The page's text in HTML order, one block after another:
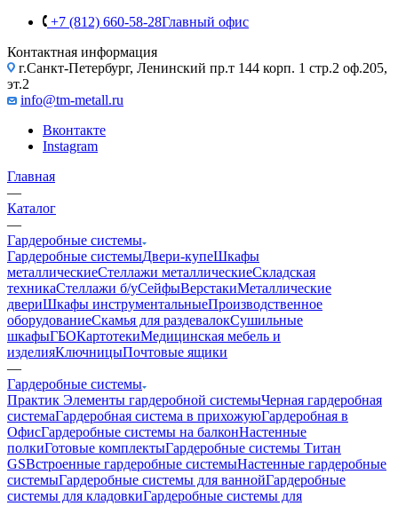
+7 (812) 660-58-28Главный офис
Контактная информация
г.Санкт-Петербург, Ленинский пр.т 144 корп. 1 стр.2 оф.205,
эт.2
info@tm-metall.ru
Вконтакте
Instagram
Главная
—
Каталог
—
Гардеробные системы
Гардеробные системыДвери-купеШкафы
металлическиеСтеллажи металлическиеСкладская
техникаСтеллажи б/уСейфыВерстакиМеталлические
двериШкафы инструментальныеПроизводственное
оборудованиеСкамья для раздевалокСушильные
шкафыГБОКартотекиМедицинская мебель и
изделияКлючницыПочтовые ящики
—
Гардеробные системы
Практик Элементы гардеробной системыЧерная гардеробная
системаГардеробная система в прихожуюГардеробная в
ОфисГардеробные системы на балконНастенные
полкиГотовые комплектыГардеробные системы Титан
GSВстроенные гардеробные системыНастенные гардеробные
системыГардеробные системы для ваннойГардеробные
системы для кладовкиГардеробные системы для